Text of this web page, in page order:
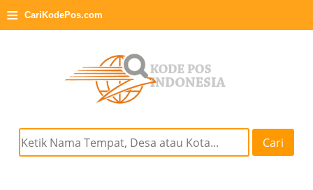
≡ CariKodePos.com
Cari